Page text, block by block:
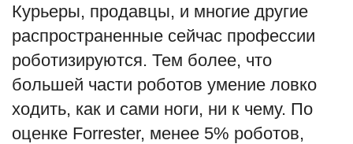
Курьеры, продавцы, и многие другие
распространенные сейчас профессии
роботизируются. Тем более, что
большей части роботов умение ловко
ходить, как и сами ноги, ни к чему. По
оценке Forrester, менее 5% роботов,